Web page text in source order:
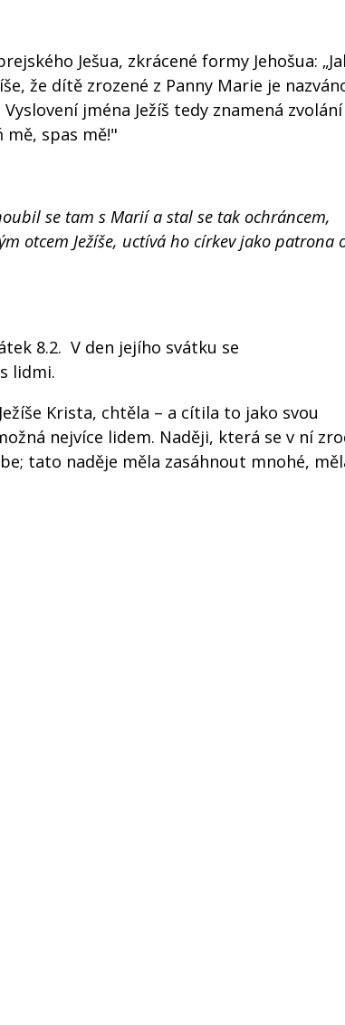
Ješua, zkrácené formy Jehošua:
že dítě zrozené z Panny Marie je
jména Ježíš tedy znamená
mě, spas mě!"
se tam s Marií a stal se tak ochráncem,
otcem Ježíše, uctívá ho církev jako patrona
8.2. V den jejího svátku se
lidmi.
Krista, chtěla – a cítila to jako svou
nejvíce lidem. Naději, která se v ní
tato naděje měla zasáhnout mnohé,